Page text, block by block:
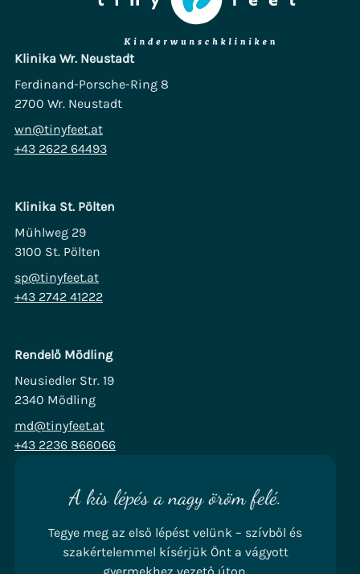
Klinika Wr. Neustadt
Ferdinand-Porsche-Ring 8
2700 Wr. Neustadt
wn@tinyfeet.at
+43 2622 64493
Klinika St. Pölten
Mühlweg 29
3100 St. Pölten
sp@tinyfeet.at
+43 2742 41222
Rendelő Mödling
Neusiedler Str. 19
2340 Mödling
md@tinyfeet.at
+43 2236 866066
A kis lépés a nagy öröm felé.
Tegye meg az első lépést velünk – szívből és
szakértelemmel kísérjük Önt a vágyott